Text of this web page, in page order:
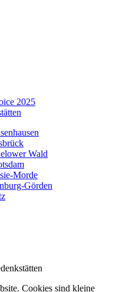
Wald
Morde
Görden
Cookies sind kleine